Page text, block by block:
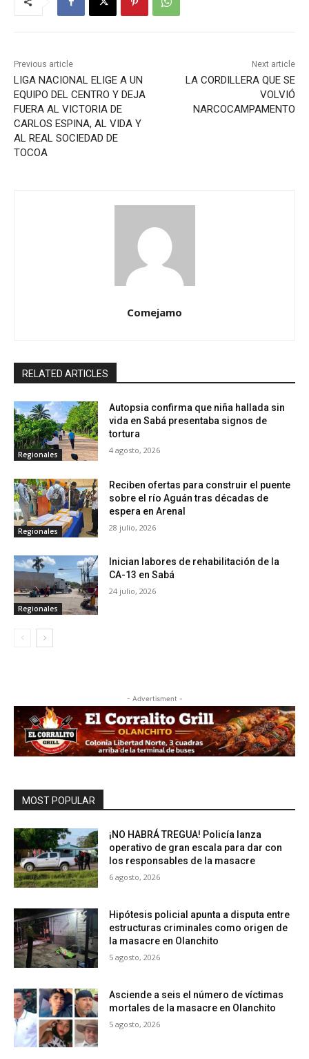
Previous article
LIGA NACIONAL ELIGE A UN
EQUIPO DEL CENTRO Y DEJA
FUERA AL VICTORIA DE
CARLOS ESPINA, AL VIDA Y
AL REAL SOCIEDAD DE
TOCOA
Next article
LA CORDILLERA QUE SE
VOLVIÓ
NARCOCAMPAMENTO
Comejamo
RELATED ARTICLES
Regionales
Autopsia confirma que niña hallada sin
vida en Sabá presentaba signos de
tortura
4 agosto, 2026
Regionales
Reciben ofertas para construir el puente
sobre el río Aguán tras décadas de
espera en Arenal
28 julio, 2026
Regionales
Inician labores de rehabilitación de la
CA-13 en Sabá
24 julio, 2026
- Advertisment -
MOST POPULAR
¡NO HABRÁ TREGUA! Policía lanza
operativo de gran escala para dar con
los responsables de la masacre
6 agosto, 2026
Hipótesis policial apunta a disputa entre
estructuras criminales como origen de
la masacre en Olanchito
5 agosto, 2026
Asciende a seis el número de víctimas
mortales de la masacre en Olanchito
5 agosto, 2026